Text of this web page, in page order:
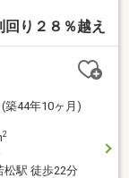
り２８％越え
築44年10ヶ月)
2
松駅 徒歩22分